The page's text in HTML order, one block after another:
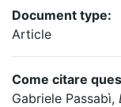
Document type:
Article
Come citare
Gabriele Passabì,